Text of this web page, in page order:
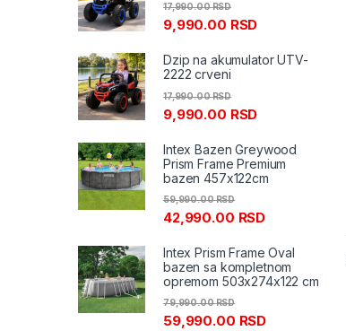
9,990.00 RSD
17,990.00RSD
Dzip na akumulator UTV-
2222 crveni
9,990.00 RSD
17,990.00RSD
Intex Bazen Greywood
Prism Frame Premium
bazen 457x122cm
42,990.00 RSD
59,990.00RSD
Intex Prism Frame Oval
bazen sa kompletnom
opremom 503x274x122 cm
59,990.00 RSD
79,990.00RSD